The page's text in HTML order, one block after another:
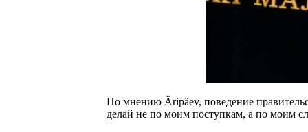
По мнению Äripäev, поведение
делай не по моим поступкам, а по моим